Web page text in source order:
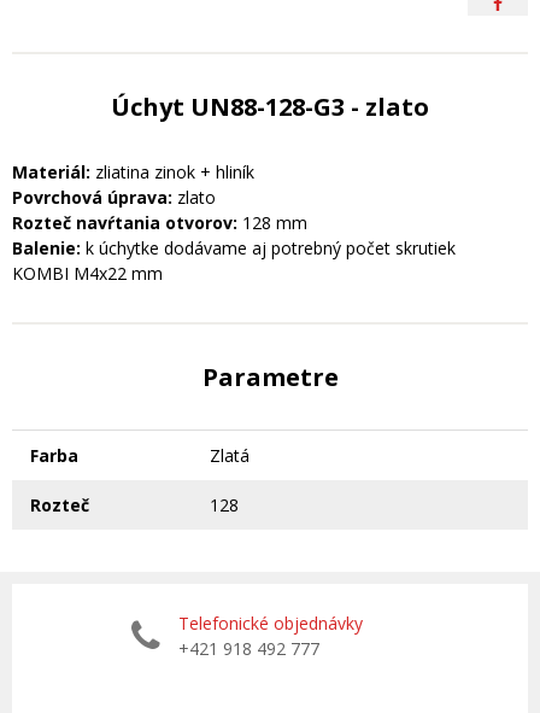
Úchyt UN88-128-G3 - zlato
Materiál: zliatina zinok + hliník
Povrchová úprava: zlato
Rozteč navŕtania otvorov: 128 mm
Balenie: k úchytke dodávame aj potrebný počet skrutiek
KOMBI M4x22 mm
Parametre
Farba Zlatá
Rozteč 128
Telefonické objednávky
+421 918 492 777